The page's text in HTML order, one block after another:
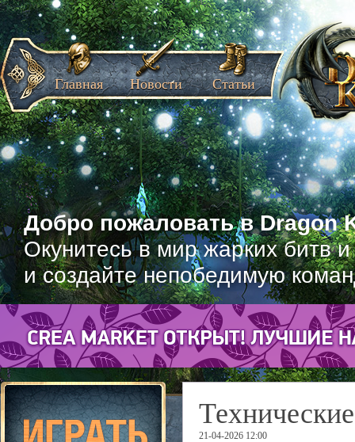
Добро пожаловать в Dragon
Окунитесь в мир жарких битв
и создайте непобедимую
Главная Новости Статьи
21-04-2026 12:00